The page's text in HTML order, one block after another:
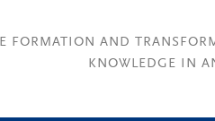
FORMATION AND
KNOWLEDGE IN